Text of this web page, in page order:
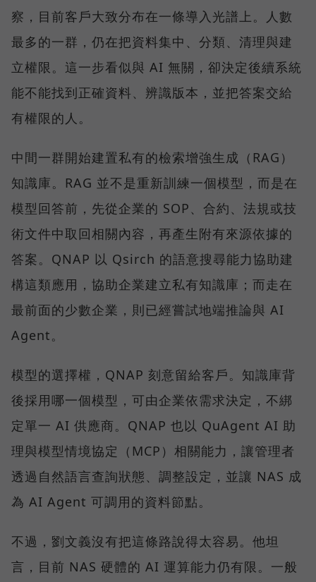
察，目前客戶大致分布在一條導入光譜上。人數
最多的一群，仍在把資料集中、分類、清理與建
立權限。這一步看似與 AI 無關，卻決定後續系統
能不能找到正確資料、辨識版本，並把答案交給
有權限的人。
中間一群開始建置私有的檢索增強生成（RAG）
知識庫。RAG 並不是重新訓練一個模型，而是在
模型回答前，先從企業的 SOP、合約、法規或技
術文件中取回相關內容，再產生附有來源依據的
答案。QNAP 以 Qsirch 的語意搜尋能力協助建
構這類應用，協助企業建立私有知識庫；而走在
最前面的少數企業，則已經嘗試地端推論與 AI
Agent。
模型的選擇權，QNAP 刻意留給客戶。知識庫背
後採用哪一個模型，可由企業依需求決定，不綁
定單一 AI 供應商。QNAP 也以 QuAgent AI 助
理與模型情境協定（MCP）相關能力，讓管理者
透過自然語言查詢狀態、調整設定，並讓 NAS 成
為 AI Agent 可調用的資料節點。
不過，劉文義沒有把這條路說得太容易。他坦
言，目前 NAS 硬體的 AI 運算能力仍有限。一般